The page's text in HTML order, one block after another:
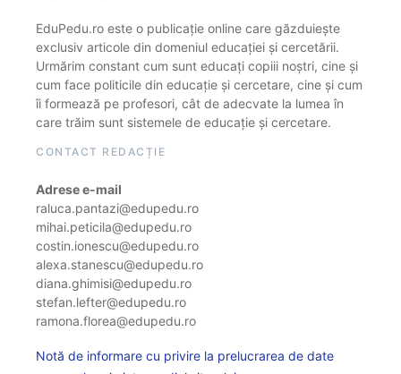
EduPedu.ro este o publicație online care găzduiește
exclusiv articole din domeniul educației și cercetării.
Urmărim constant cum sunt educați copiii noștri, cine și
cum face politicile din educație și cercetare, cine și cum
îi formează pe profesori, cât de adecvate la lumea în
care trăim sunt sistemele de educație și cercetare.
CONTACT REDACȚIE
Adrese e-mail
raluca.pantazi@edupedu.ro
mihai.peticila@edupedu.ro
costin.ionescu@edupedu.ro
alexa.stanescu@edupedu.ro
diana.ghimisi@edupedu.ro
stefan.lefter@edupedu.ro
ramona.florea@edupedu.ro
Notă de informare cu privire la prelucrarea de date